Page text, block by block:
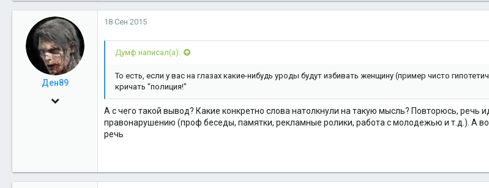
16
Салехард
Ден89
4 Дек 2009
18 Сен 2015
Думф написал(а):
То есть, если у вас на глазах какие-нибудь уроды будут избивать женщину (пример чисто
кричать "полиция!"
А с чего такой вывод? Какие конкретно слова натолкнули на такую мысль? Повторюсь, речь
правонарушению (проф беседы, памятки, рекламные ролики, работа с молодежью и т.д.). А
речь